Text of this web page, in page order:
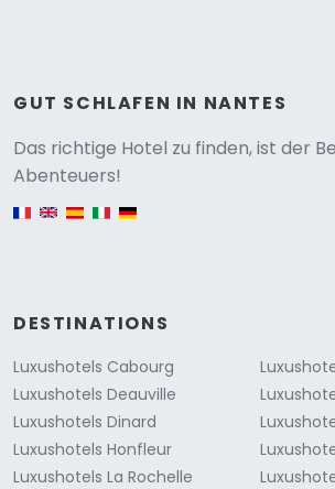
GUT SCHLAFEN IN NANTES
Das richtige Hotel zu finden, ist der
Abenteuers!
DESTINATIONS
Luxushotels Cabourg
Luxushotels Deauville
Luxushotels Dinard
Luxushotels Honfleur
Luxushotels La Rochelle